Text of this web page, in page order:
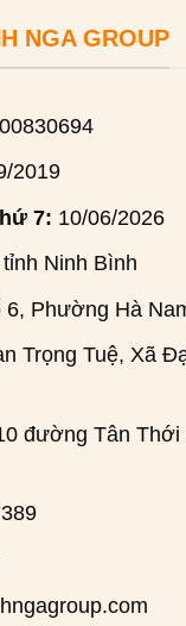
NGA GROUP
2019
7: 10/06/2026
Ninh Bình
6, Phường Hà
Trọng Tuệ, Xã
đường Tân Thới